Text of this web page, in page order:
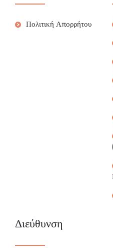
Πολιτική Απορρήτου
Διεύθυνση